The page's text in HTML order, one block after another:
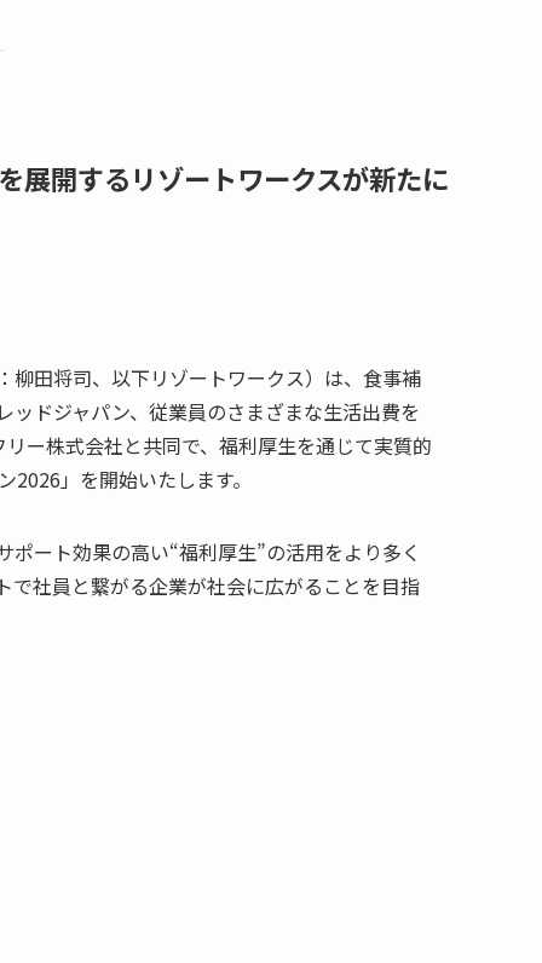
展開するリゾートワークスが新たに
田将司、以下リゾートワークス）は、食事補
ドジャパン、従業員のさまざまな生活出費を
ー株式会社と共同で、福利厚生を通じて実質的
」を開始いたします。
ート効果の高い“福利厚生”の活用をより多く
社員と繋がる企業が社会に広がることを目指